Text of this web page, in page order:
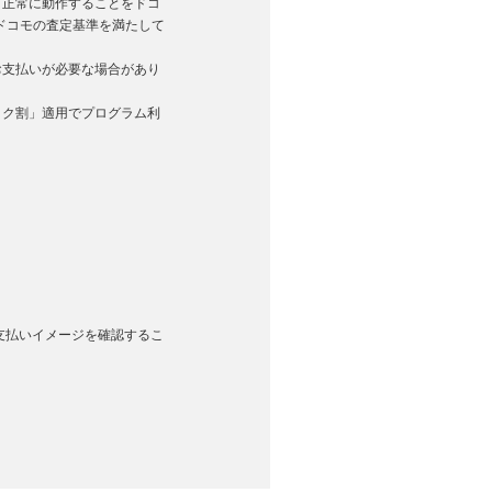
常に動作することをドコ
モの査定基準を満たして
払いが必要な場合があり
割」適用でプログラム利
いイメージを確認するこ